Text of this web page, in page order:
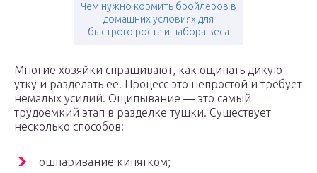
Чем нужно кормить бройлеров в
домашних условиях для
быстрого роста и набора веса
Многие хозяйки спрашивают, как ощипать дикую
утку и разделать ее. Процесс это непростой и требует
немалых усилий. Ощипывание — это самый
трудоемкий этап в разделке тушки. Существует
несколько способов:
ошпаривание кипятком;